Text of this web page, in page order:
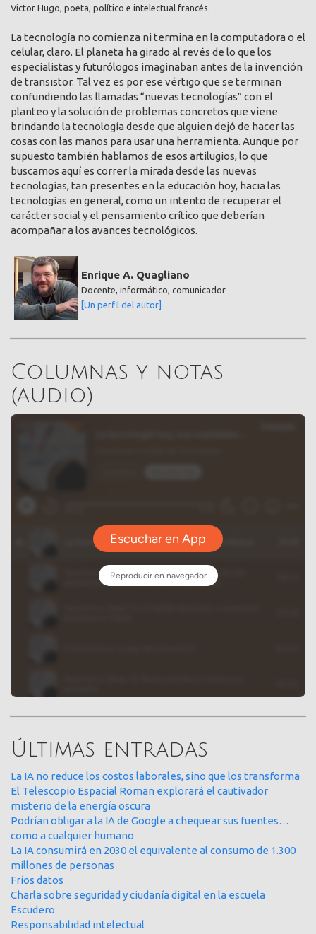
Victor Hugo, poeta, político e intelectual francés.
La tecnología no comienza ni termina en la computadora o el
celular, claro. El planeta ha girado al revés de lo que los
especialistas y futurólogos imaginaban antes de la invención
de transistor. Tal vez es por ese vértigo que se terminan
confundiendo las llamadas “nuevas tecnologías” con el
planteo y la solución de problemas concretos que viene
brindando la tecnología desde que alguien dejó de hacer las
cosas con las manos para usar una herramienta. Aunque por
supuesto también hablamos de esos artilugios, lo que
buscamos aquí es correr la mirada desde las nuevas
tecnologías, tan presentes en la educación hoy, hacia las
tecnologías en general, como un intento de recuperar el
carácter social y el pensamiento crítico que deberían
acompañar a los avances tecnológicos.
Enrique A. Quagliano
Docente, informático, comunicador
[Un perfil del autor]
Columnas y notas
(audio)
Últimas entradas
La IA no reduce los costos laborales, sino que los transforma
El Telescopio Espacial Roman explorará el cautivador
misterio de la energía oscura
Podrían obligar a la IA de Google a chequear sus fuentes…
como a cualquier humano
La IA consumirá en 2030 el equivalente al consumo de 1.300
millones de personas
Fríos datos
Charla sobre seguridad y ciudanía digital en la escuela
Escudero
Responsabilidad intelectual